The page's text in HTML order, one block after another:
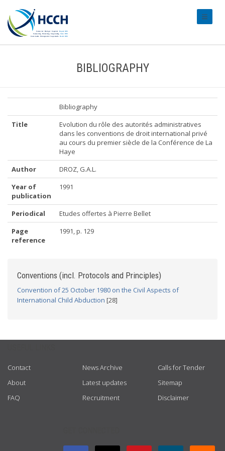
BIBLIOGRAPHY
Bibliography
Title
Evolution du rôle des autorités administratives
dans les conventions de droit international privé
au cours du premier siècle de la Conférence de La
Haye
Author
DROZ, G.A.L.
Year of
publication
1991
Periodical
Etudes offertes à Pierre Bellet
Page
reference
1991, p. 129
Conventions (incl. Protocols and Principles)
Convention of 25 October 1980 on the Civil Aspects of
International Child Abduction [28]
Contact
About
FAQ
News Archive
Latest updates
Recruitment
Calls for Tender
Sitemap
Disclaimer